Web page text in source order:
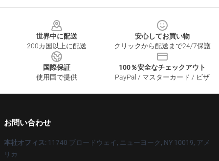
世界中に配送
200カ国以上に配送
安心してお買い物
クリックから配送まで24/7保護
国際保証
使用国で提供
100％安全なチェックアウト
PayPal / マスターカード / ビザ
お問い合わせ
本社オフィス: 11740 ブロードウェイ, ニューヨーク, NY 10019, アメ
リカ